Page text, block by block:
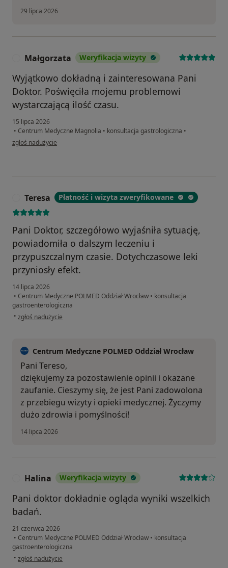
29 lipca 2026
Małgorzata Weryfikacja wizyty
Wyjątkowo dokładną i zainteresowana Pani
Doktor. Poświęciła mojemu problemowi
wystarczającą ilość czasu.
15 lipca 2026
• Centrum Medyczne Magnolia • konsultacja gastrologiczna •
w opinii użytkownika Małgorzata
zgłoś nadużycie
Teresa Płatność i wizyta zweryfikowane
Pani Doktor, szczegółowo wyjaśniła sytuację,
powiadomiła o dalszym leczeniu i
przypuszczalnym czasie. Dotychczasowe leki
przyniosły efekt.
14 lipca 2026
• Centrum Medyczne POLMED Oddział Wrocław • konsultacja
gastroenterologiczna
• w opinii użytkownika Teresa
zgłoś nadużycie
Centrum Medyczne POLMED Oddział Wrocław
Pani Tereso,
dziękujemy za pozostawienie opinii i okazane
zaufanie. Cieszymy się, że jest Pani zadowolona
z przebiegu wizyty i opieki medycznej. Życzymy
dużo zdrowia i pomyślności!
14 lipca 2026
Halina Weryfikacja wizyty
Pani doktor dokładnie ogląda wyniki wszelkich
badań.
21 czerwca 2026
• Centrum Medyczne POLMED Oddział Wrocław • konsultacja
gastroenterologiczna
• w opinii użytkownika Halina
zgłoś nadużycie